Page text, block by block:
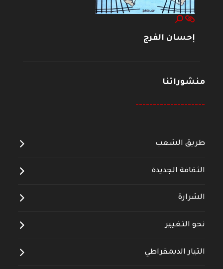
إحسان الفرج
منشوراتنا
--------------------
طريق الشعب
الثقافة الجديدة
الشرارة
نحو التغيير
التيار الديمقراطي